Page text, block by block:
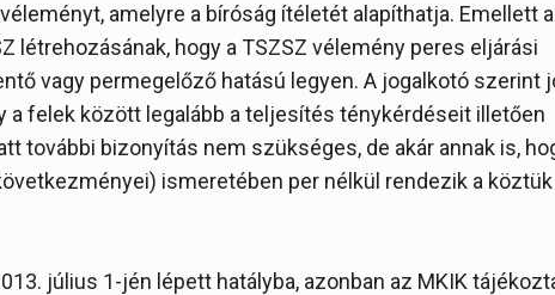
amelyre a bíróság ítéletét alapíthatja. Emellett
létrehozásának, hogy a TSZSZ vélemény peres eljárási
vagy permegelőző hatású legyen. A jogalkotó szerint
a felek között legalább a teljesítés ténykérdéseit illetően
további bizonyítás nem szükséges, de akár annak is,
ismeretében per nélkül rendezik a köztük
július 1-jén lépett hatályba, azonban az MKIK